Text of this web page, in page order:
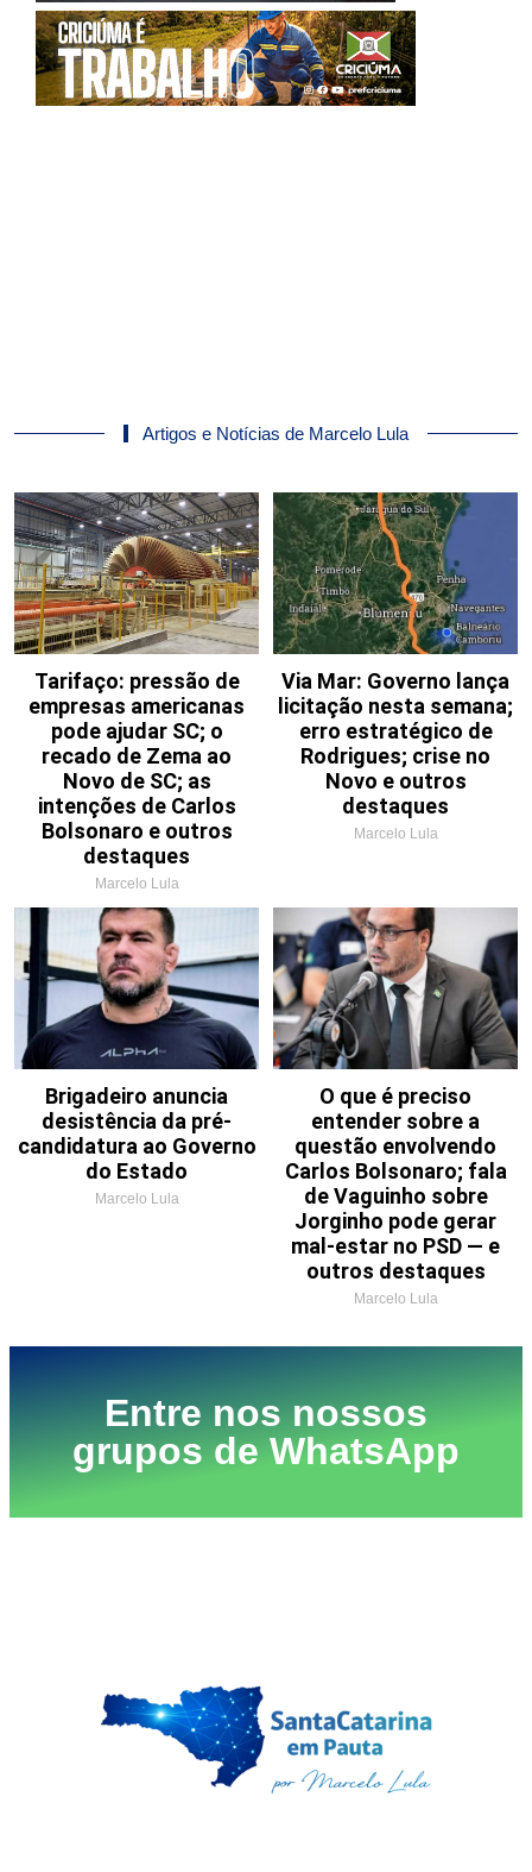
Artigos e Notícias de Marcelo Lula
Tarifaço: pressão de
empresas americanas
pode ajudar SC; o
recado de Zema ao
Novo de SC; as
intenções de Carlos
Bolsonaro e outros
destaques
Marcelo Lula
Via Mar: Governo lança
licitação nesta semana;
erro estratégico de
Rodrigues; crise no
Novo e outros
destaques
Marcelo Lula
Brigadeiro anuncia
desistência da pré-
candidatura ao Governo
do Estado
Marcelo Lula
O que é preciso
entender sobre a
questão envolvendo
Carlos Bolsonaro; fala
de Vaguinho sobre
Jorginho pode gerar
mal-estar no PSD — e
outros destaques
Marcelo Lula
Entre nos nossos
grupos de WhatsApp